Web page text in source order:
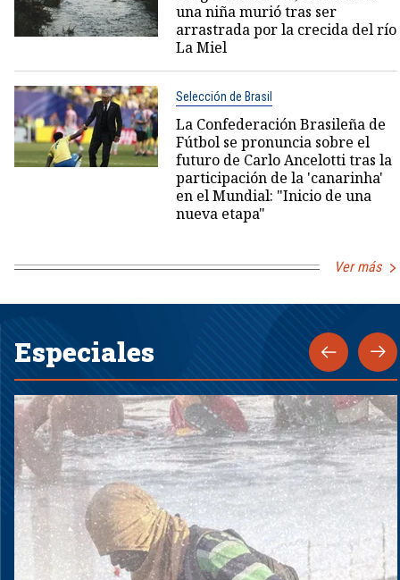
una niña murió tras ser
arrastrada por la crecida del río
La Miel
Selección de Brasil
La Confederación Brasileña de
Fútbol se pronuncia sobre el
futuro de Carlo Ancelotti tras la
participación de la 'canarinha'
en el Mundial: "Inicio de una
nueva etapa"
Ver más
Especiales